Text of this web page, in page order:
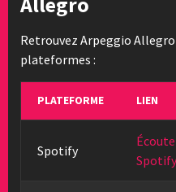
Retrouvez Arpeggio
plateformes :
PLATEFORME LIEN
Spotify
Spotify